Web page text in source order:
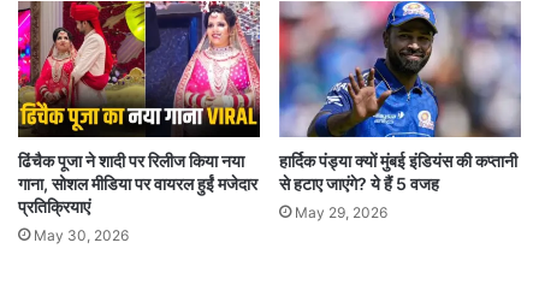
ढिंचैक पूजा ने शादी पर रिलीज किया नया
गाना, सोशल मीडिया पर वायरल हुईं मजेदार
प्रतिक्रियाएं
May 30, 2026
हार्दिक पंड्या क्यों मुंबई इंडियंस की कप्तानी
से हटाए जाएंगे? ये हैं 5 वजह
May 29, 2026